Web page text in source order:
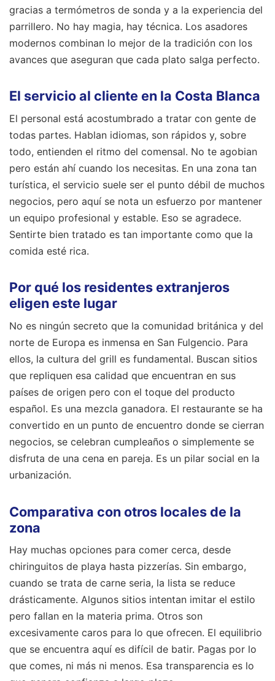
gracias a termómetros de sonda y a la experiencia del
parrillero. No hay magia, hay técnica. Los asadores
modernos combinan lo mejor de la tradición con los
avances que aseguran que cada plato salga perfecto.
El servicio al cliente en la Costa Blanca
El personal está acostumbrado a tratar con gente de
todas partes. Hablan idiomas, son rápidos y, sobre
todo, entienden el ritmo del comensal. No te agobian
pero están ahí cuando los necesitas. En una zona tan
turística, el servicio suele ser el punto débil de muchos
negocios, pero aquí se nota un esfuerzo por mantener
un equipo profesional y estable. Eso se agradece.
Sentirte bien tratado es tan importante como que la
comida esté rica.
Por qué los residentes extranjeros
eligen este lugar
No es ningún secreto que la comunidad británica y del
norte de Europa es inmensa en San Fulgencio. Para
ellos, la cultura del grill es fundamental. Buscan sitios
que repliquen esa calidad que encuentran en sus
países de origen pero con el toque del producto
español. Es una mezcla ganadora. El restaurante se ha
convertido en un punto de encuentro donde se cierran
negocios, se celebran cumpleaños o simplemente se
disfruta de una cena en pareja. Es un pilar social en la
urbanización.
Comparativa con otros locales de la
zona
Hay muchas opciones para comer cerca, desde
chiringuitos de playa hasta pizzerías. Sin embargo,
cuando se trata de carne seria, la lista se reduce
drásticamente. Algunos sitios intentan imitar el estilo
pero fallan en la materia prima. Otros son
excesivamente caros para lo que ofrecen. El equilibrio
que se encuentra aquí es difícil de batir. Pagas por lo
que comes, ni más ni menos. Esa transparencia es lo